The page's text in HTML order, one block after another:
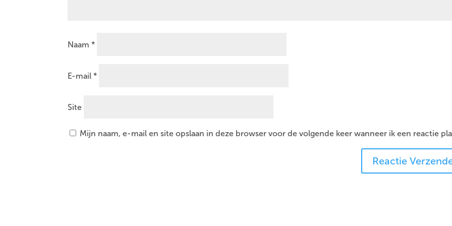
Naam*
E-mail*
Site
Mijn naam, e-mail en site opslaan in deze browser voor de volgende keer wanneer ik een reactie